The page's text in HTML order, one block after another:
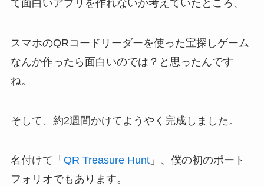
て面白いアプリを作れないか考えていたところ、
スマホのQRコードリーダーを使った宝探しゲーム
なんか作ったら面白いのでは？と思ったんです
ね。
そして、約2週間かけてようやく完成しました。
名付けて「 QR Treasure Hunt」、僕の初のポート
フォリオでもあります。